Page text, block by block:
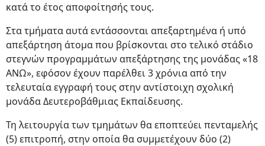
κατά το έτος αποφοίτησής τους.
Στα τμήματα αυτά εντάσσονται απεξαρτημένα ή υπό
απεξάρτηση άτομα που βρίσκονται στο τελικό στάδιο
στεγνών προγραμμάτων απεξάρτησης της μονάδας «18
ΑΝΩ», εφόσον έχουν παρέλθει 3 χρόνια από την
τελευταία εγγραφή τους στην αντίστοιχη σχολική
μονάδα Δευτεροβάθμιας Εκπαίδευσης.
Τη λειτουργία των τμημάτων θα εποπτεύει πενταμελής
(5) επιτροπή, στην οποία θα συμμετέχουν δύο (2)